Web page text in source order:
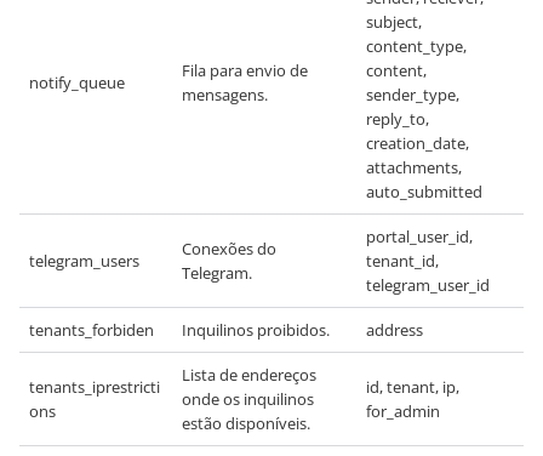
notify_queue
Fila para envio de
mensagens.
subject,
content_type,
content,
sender_type,
reply_to,
creation_date,
attachments,
auto_submitted
telegram_users
Conexões do
Telegram.
portal_user_id,
tenant_id,
telegram_user_id
tenants_forbiden Inquilinos proibidos. address
tenants_iprestricti
ons
Lista de endereços
onde os inquilinos
estão disponíveis.
id, tenant, ip,
for_admin